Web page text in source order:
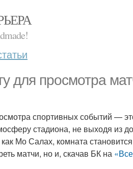
для просмотра
спортивных событий —
стадиона, не выходя из
Мо Салах, комната
матчи, но и, скачав БК на